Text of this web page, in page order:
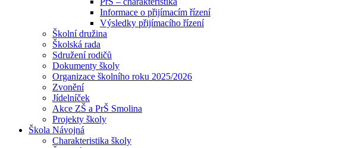
Informace o přijímacím řízení
Výsledky přijímacího řízení
Školní družina
Školská rada
Sdružení rodičů
Dokumenty školy
Organizace školního roku 2025/2026
Zvonění
Jídelníček
Akce ZŠ a PrŠ Smolina
Projekty školy
Škola Návojná
Charakteristika školy